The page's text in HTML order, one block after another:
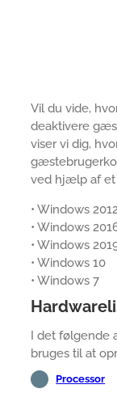
Vil du vide,
deaktivere
viser vi dig,
ved hjælp af et
• Windows
• Windows
• Windows
• Windows 10
• Windows 7
I det følgende
bruges til at
Processor